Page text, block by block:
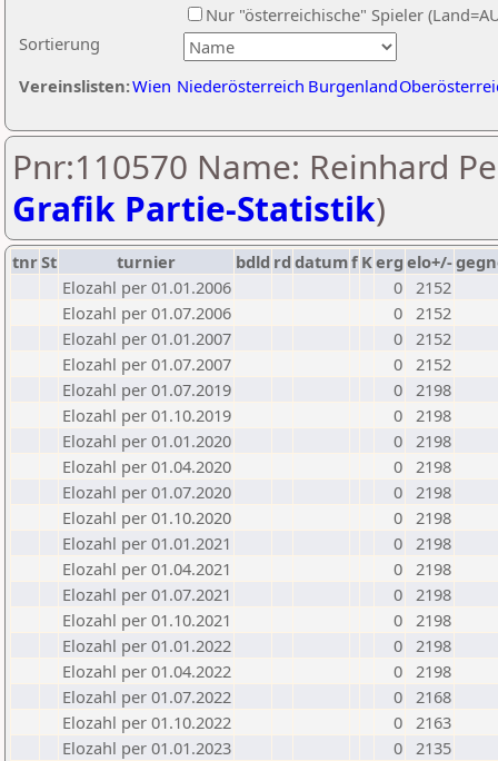
Sortierung
Nur "österreichische" Spieler
Vereinslisten:Wien Niederösterreich Burgenland
Pnr:110570 Name: Reinhard
Grafik Partie-Statistik)
tnrSt turnier bdld rd datumf Kerg elo+/-
Elozahl per 01.01.2006
0 2152
Elozahl per 01.07.2006
0 2152
Elozahl per 01.01.2007
0 2152
Elozahl per 01.07.2007
0 2152
Elozahl per 01.07.2019
0 2198
Elozahl per 01.10.2019
0 2198
Elozahl per 01.01.2020
0 2198
Elozahl per 01.04.2020
0 2198
Elozahl per 01.07.2020
0 2198
Elozahl per 01.10.2020
0 2198
Elozahl per 01.01.2021
0 2198
Elozahl per 01.04.2021
0 2198
Elozahl per 01.07.2021
0 2198
Elozahl per 01.10.2021
0 2198
Elozahl per 01.01.2022
0 2198
Elozahl per 01.04.2022
0 2198
Elozahl per 01.07.2022
0 2168
Elozahl per 01.10.2022
0 2163
Elozahl per 01.01.2023
0 2135